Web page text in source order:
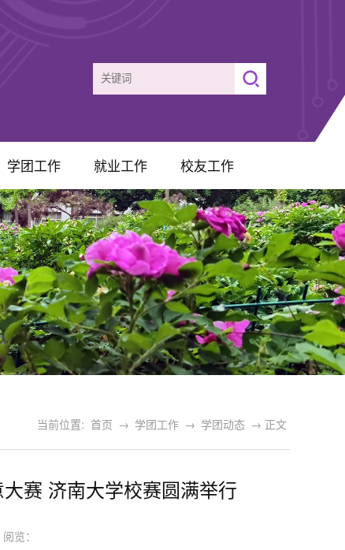
学团工作 就业工作 校友工作
当前位置: 首页 → 学团工作 → 学团动态 → 正文
赛 济南大学校赛圆满举行
览：